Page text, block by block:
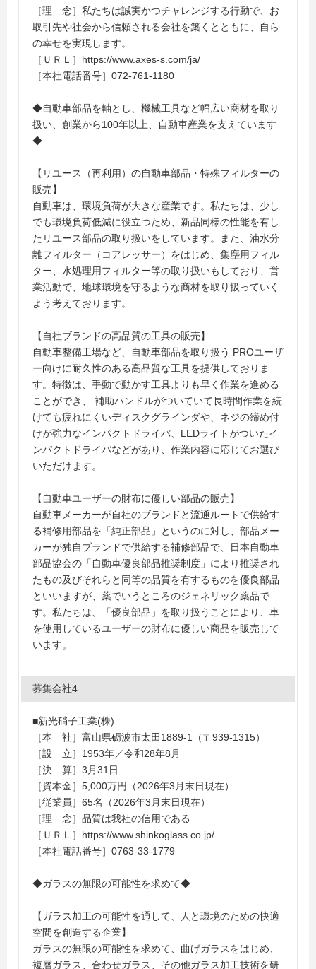
［理 念］私たちは誠実かつチャレンジする行動で、お
取引先や社会から信頼される会社を築くとともに、自ら
の幸せを実現します。
［ＵＲＬ］https://www.axes-s.com/ja/
［本社電話番号］072-761-1180
◆自動車部品を軸とし、機械工具など幅広い商材を取り
扱い、創業から100年以上、自動車産業を支えています
◆
【リユース（再利用）の自動車部品・特殊フィルターの
販売】
自動車は、環境負荷が大きな産業です。私たちは、少し
でも環境負荷低減に役立つため、新品同様の性能を有し
たリユース部品の取り扱いをしています。また、油水分
離フィルター（コアレッサー）をはじめ、集塵用フィル
ター、水処理用フィルター等の取り扱いもしており、営
業活動で、地球環境を守るような商材を取り扱っていく
よう考えております。
【自社ブランドの高品質の工具の販売】
自動車整備工場など、自動車部品を取り扱う PROユーザ
ー向けに耐久性のある高品質な工具を提供しておりま
す。特徴は、手動で動かす工具よりも早く作業を進める
ことができ、 補助ハンドルがついていて長時間作業を続
けても疲れにくいディスクグラインダや、ネジの締め付
けが強力なインパクトドライバ、LEDライトがついたイ
ンパクトドライバなどがあり、作業内容に応じてお選び
いただけます。
【自動車ユーザーの財布に優しい部品の販売】
自動車メーカーが自社のブランドと流通ルートで供給す
る補修用部品を「純正部品」というのに対し、部品メー
カーが独自ブランドで供給する補修部品で、日本自動車
部品協会の「自動車優良部品推奨制度」により推奨され
たもの及びそれらと同等の品質を有するものを優良部品
といいますが、薬でいうところのジェネリック薬品で
す。私たちは、「優良部品」を取り扱うことにより、車
を使用しているユーザーの財布に優しい商品を販売して
います。
募集会社4
■新光硝子工業(株)
［本 社］富山県砺波市太田1889-1（〒939-1315）
［設 立］1953年／令和28年8月
［決 算］3月31日
［資本金］5,000万円（2026年3月末日現在）
［従業員］65名（2026年3月末日現在）
［理 念］品質は我社の信用である
［ＵＲＬ］https://www.shinkoglass.co.jp/
［本社電話番号］0763-33-1779
◆ガラスの無限の可能性を求めて◆
【ガラス加工の可能性を通して、人と環境のための快適
空間を創造する企業】
ガラスの無限の可能性を求めて、曲げガラスをはじめ、
複層ガラス、合わせガラス、その他ガラス加工技術を研